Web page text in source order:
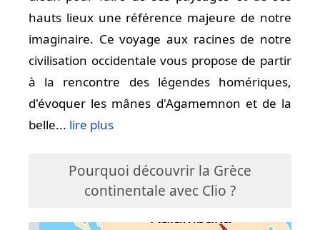
hauts lieux une référence majeure de notre
imaginaire. Ce voyage aux racines de notre
civilisation occidentale vous propose de partir
à la rencontre des légendes homériques,
d'évoquer les mânes d'Agamemnon et de la
belle... lire plus
Pourquoi découvrir la Grèce
continentale avec Clio ?